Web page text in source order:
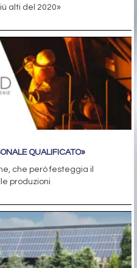
alti del 2020»
QUALIFICATO»
che però festeggia il
produzioni